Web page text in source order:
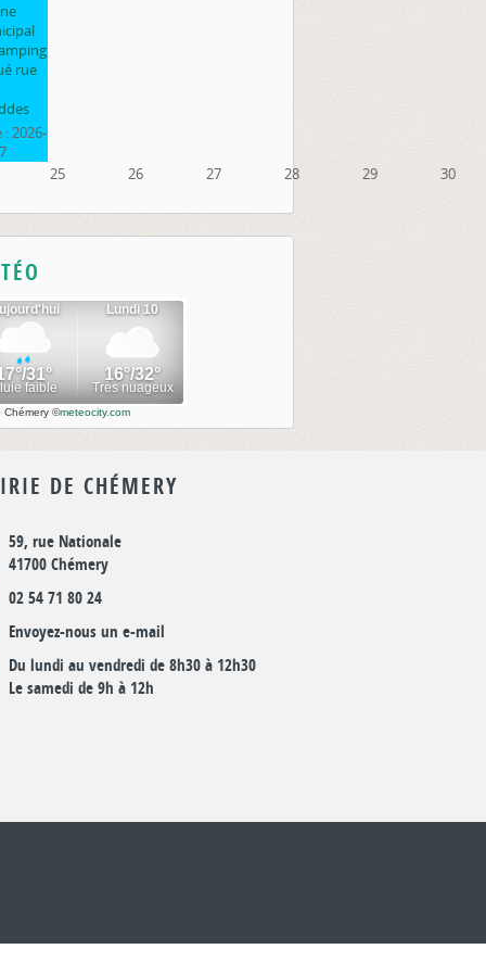
rue
:2026-
25 26 27 28 29
30
Chémery ©meteocity.com
DE CHÉMERY
59, rue Nationale
41700 Chémery
02 54 71 80 24
Envoyez-nous un e-mail
Du lundi au vendredi de 8h30 à 12h30
Le samedi de 9h à 12h